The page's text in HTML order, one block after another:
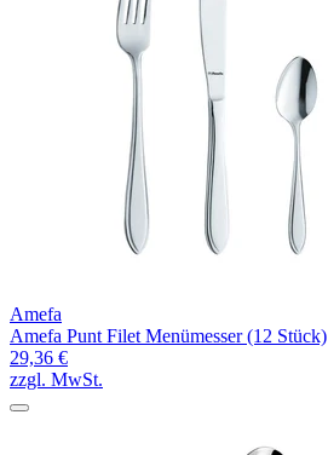
Amefa
Amefa Punt Filet Menümesser (12 Stück)
29,36 €
zzgl. MwSt.